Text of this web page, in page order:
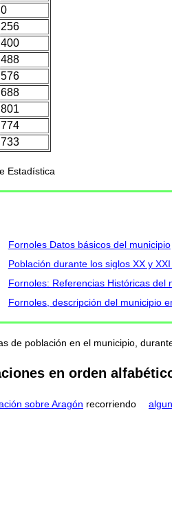
0
256
400
488
576
688
801
774
733
Estadística
Fornoles Datos básicos del municipio
Población durante los siglos XX y
Fornoles: Referencias Históricas del
Fornoles, descripción del municipio
de población en el municipio,
en orden
sobre Aragón recorriendo